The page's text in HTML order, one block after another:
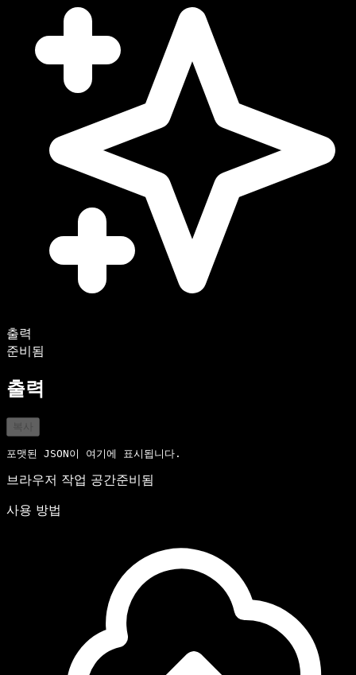
출력
준비됨
출력
복사
포맷된 JSON이 여기에 표시됩니다.
브라우저 작업 공간준비됨
사용 방법